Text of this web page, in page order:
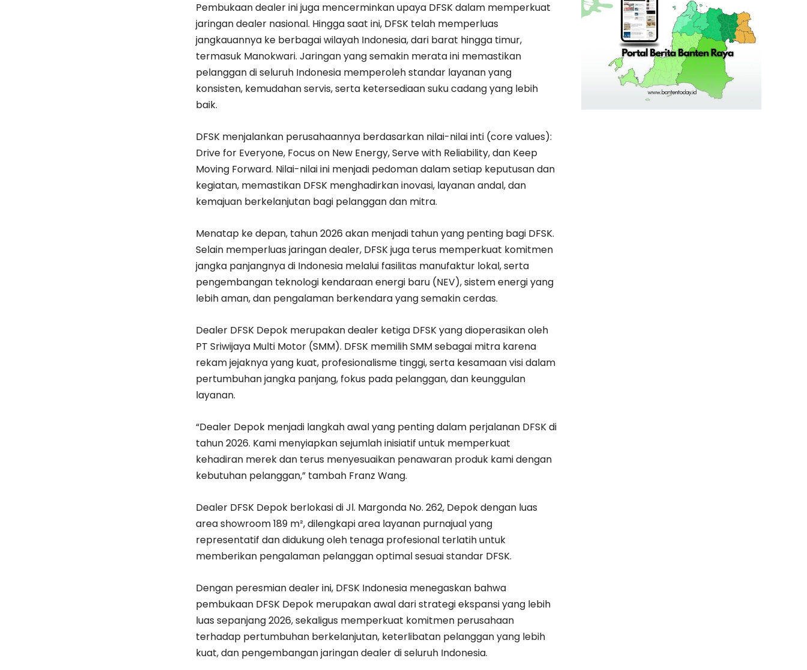
Pembukaan dealer ini juga mencerminkan upaya DFSK dalam memperkuat
jaringan dealer nasional. Hingga saat ini, DFSK telah memperluas
jangkauannya ke berbagai wilayah Indonesia, dari barat hingga timur,
termasuk Manokwari. Jaringan yang semakin merata ini memastikan
pelanggan di seluruh Indonesia memperoleh standar layanan yang
konsisten, kemudahan servis, serta ketersediaan suku cadang yang lebih
baik.
DFSK menjalankan perusahaannya berdasarkan nilai-nilai inti (core values):
Drive for Everyone, Focus on New Energy, Serve with Reliability, dan Keep
Moving Forward. Nilai-nilai ini menjadi pedoman dalam setiap keputusan dan
kegiatan, memastikan DFSK menghadirkan inovasi, layanan andal, dan
kemajuan berkelanjutan bagi pelanggan dan mitra.
Menatap ke depan, tahun 2026 akan menjadi tahun yang penting bagi DFSK.
Selain memperluas jaringan dealer, DFSK juga terus memperkuat komitmen
jangka panjangnya di Indonesia melalui fasilitas manufaktur lokal, serta
pengembangan teknologi kendaraan energi baru (NEV), sistem energi yang
lebih aman, dan pengalaman berkendara yang semakin cerdas.
Dealer DFSK Depok merupakan dealer ketiga DFSK yang dioperasikan oleh
PT Sriwijaya Multi Motor (SMM). DFSK memilih SMM sebagai mitra karena
rekam jejaknya yang kuat, profesionalisme tinggi, serta kesamaan visi dalam
pertumbuhan jangka panjang, fokus pada pelanggan, dan keunggulan
layanan.
“Dealer Depok menjadi langkah awal yang penting dalam perjalanan DFSK di
tahun 2026. Kami menyiapkan sejumlah inisiatif untuk memperkuat
kehadiran merek dan terus menyesuaikan penawaran produk kami dengan
kebutuhan pelanggan,” tambah Franz Wang.
Dealer DFSK Depok berlokasi di Jl. Margonda No. 262, Depok dengan luas
area showroom 189 m², dilengkapi area layanan purnajual yang
representatif dan didukung oleh tenaga profesional terlatih untuk
memberikan pengalaman pelanggan optimal sesuai standar DFSK.
Dengan peresmian dealer ini, DFSK Indonesia menegaskan bahwa
pembukaan DFSK Depok merupakan awal dari strategi ekspansi yang lebih
luas sepanjang 2026, sekaligus memperkuat komitmen perusahaan
terhadap pertumbuhan berkelanjutan, keterlibatan pelanggan yang lebih
kuat, dan pengembangan jaringan dealer di seluruh Indonesia.